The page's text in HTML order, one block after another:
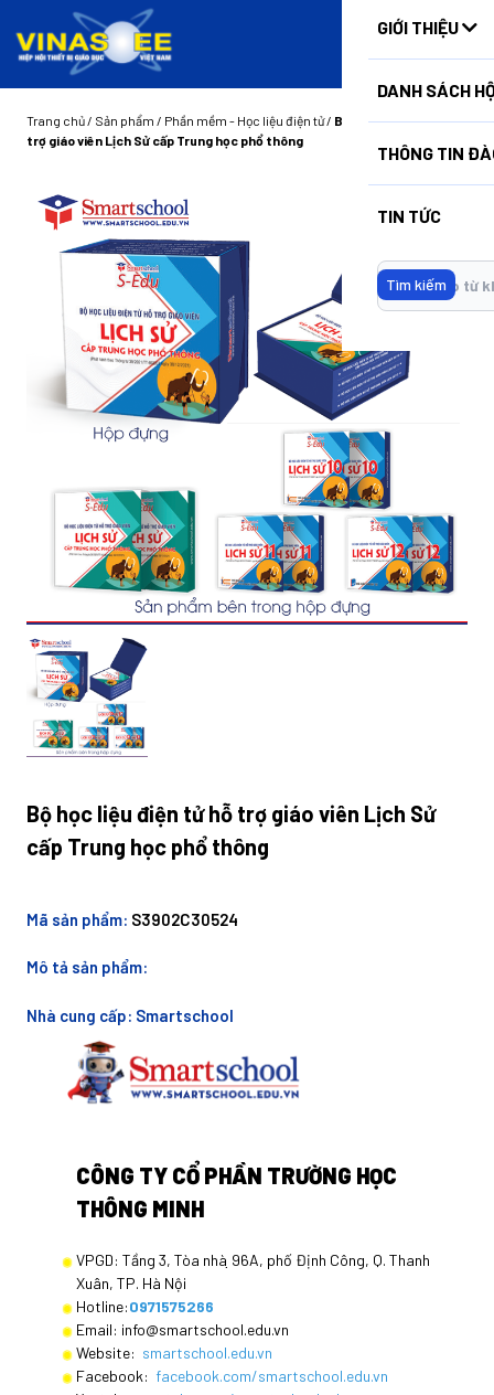
HUẤN
GIỚI THIỆU
DANH SÁCH
THÔNG TIN
TIN TỨC
Tìm kiếm
Trang chủ/ Sản phẩm / Phần mềm - Học liệu điện tử/ Bộ học liệu điện tử hỗ
trợ giáo viên Lịch Sử cấp Trung học phổ thông
Bộ học liệu điện tử hỗ trợ giáo viên Lịch Sử
cấp Trung học phổ thông
Mã sản phẩm: S3902C30524
Mô tả sản phẩm:
Nhà cung cấp: Smartschool
CÔNG TY CỔ PHẦN TRƯỜNG HỌC
THÔNG MINH
VPGD: Tầng 3, Tòa nhà ̣96A, phố Định Công, Q. Thanh
Xuân, TP. Hà Nội
Hotline:0971575266
Email: info@smartschool.edu.vn
Website: smartschool.edu.vn
Facebook: facebook.com/smartschool.edu.vn